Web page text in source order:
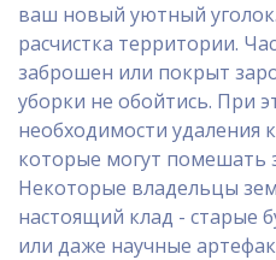
ваш новый уютный
расчистка территории.
заброшен или покрыт
уборки не обойтись. При
необходимости удаления
которые могут помешать
Некоторые владельцы
настоящий клад - старые
или даже научные